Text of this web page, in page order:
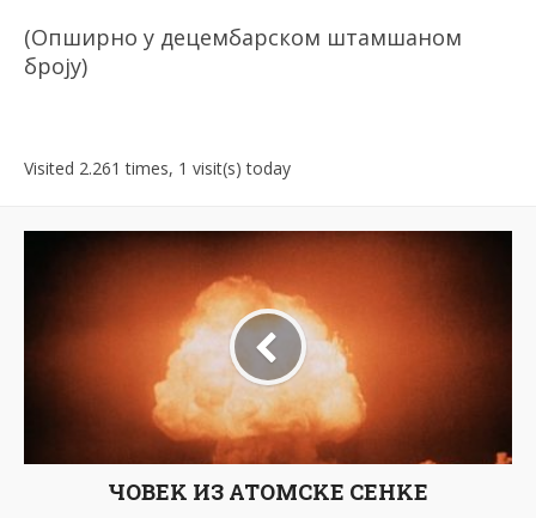
(Опширно у децембарском штамшаном
броју)
Visited 2.261 times, 1 visit(s) today
ЧОВЕK ИЗ АТОМСKЕ СЕНKЕ